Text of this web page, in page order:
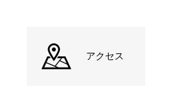
アクセス